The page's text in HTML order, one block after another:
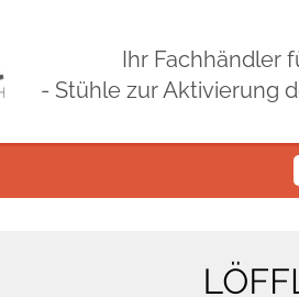
Ihr Fachhändler
- Stühle zur Aktivierung